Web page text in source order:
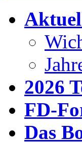
2026
FD-
Das